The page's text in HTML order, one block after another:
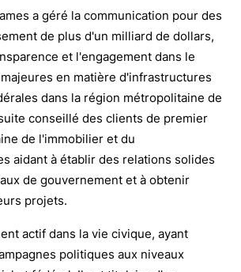
a géré la communication pour des
de plus d'un milliard de dollars,
et l'engagement dans le
en matière d'infrastructures
dans la région métropolitaine de
conseillé des clients de premier
de l'immobilier et du
aidant à établir des relations solides
de gouvernement et à obtenir
projets.
actif dans la vie civique, ayant
politiques aux niveaux